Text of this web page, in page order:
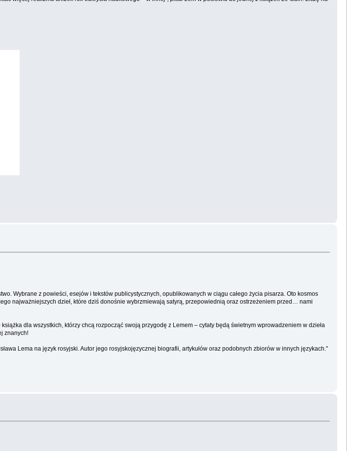
Wybrane z powieści, esejów i tekstów publicystycznych, opublikowanych w ciągu całego życia pisarza. Oto kosmos
najważniejszych dzieł, które dziś donośnie wybrzmiewają satyrą, przepowiednią oraz ostrzeżeniem przed… nami
dla wszystkich, którzy chcą rozpocząć swoją przygodę z Lemem – cytaty będą świetnym wprowadzeniem w dzieła
znanych!
Lema na język rosyjski. Autor jego rosyjskojęzycznej biografii, artykułów oraz podobnych zbiorów w innych językach."